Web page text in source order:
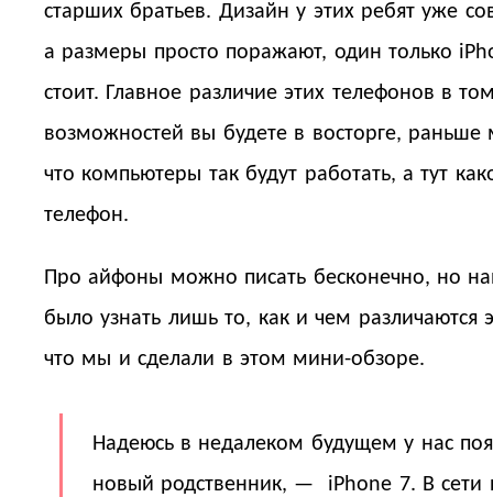
старших братьев. Дизайн у этих ребят уже
а размеры просто поражают, один только
стоит. Главное различие этих телефонов в
возможностей вы будете в восторге,
что компьютеры так будут работать, а тут
телефон.
Про айфоны можно писать бесконечно, но
было узнать лишь то, как и чем различаются
что мы и сделали в этом мини-обзоре.
Надеюсь в недалеком будущем у нас
новый родственник, — iPhone 7. В сети